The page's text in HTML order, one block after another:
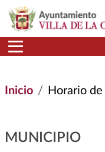
Pasar al contenido principal
Inicio Horario
MUNICIPIO